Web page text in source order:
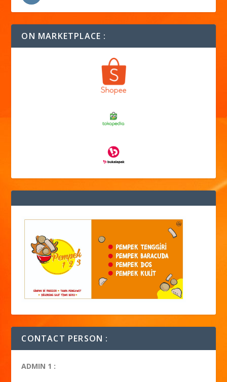
ON MARKETPLACE :
CONTACT PERSON :
ADMIN 1 :